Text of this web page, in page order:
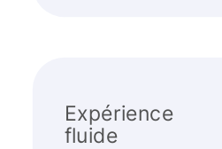
Expérience
fluide